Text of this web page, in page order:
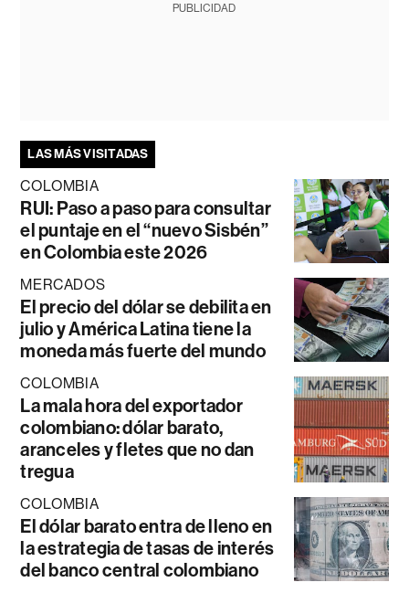
PUBLICIDAD
LAS MÁS VISITADAS
COLOMBIA
RUI: Paso a paso para consultar
el puntaje en el “nuevo Sisbén”
en Colombia este 2026
MERCADOS
El precio del dólar se debilita en
julio y América Latina tiene la
moneda más fuerte del mundo
COLOMBIA
La mala hora del exportador
colombiano: dólar barato,
aranceles y fletes que no dan
tregua
COLOMBIA
El dólar barato entra de lleno en
la estrategia de tasas de interés
del banco central colombiano